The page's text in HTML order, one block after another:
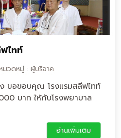
ไทท์
มวดหมู่ : ผู้บริจาค
ขอขอบคุณ โรงแรมสลีฟไทท์
บาท ให้กับโรงพยาบาล
อ่านเพิ่มเติม